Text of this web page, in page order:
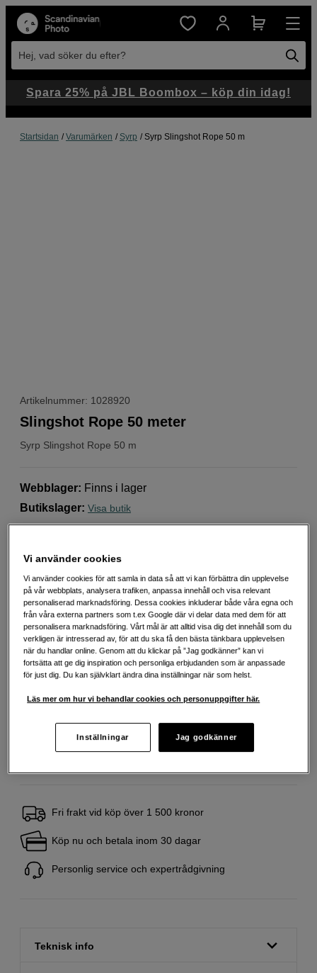
Hej, vad söker du efter?
Startsidan Varumärken Syrp Syrp Slingshot Rope 50 m
Artikelnummer: 1028920
Syrp Slingshot Rope 50 m
Slingshot Rope 50 meter
Webblager: Finns i lager
Butikslager: Visa butik
1 990 SEK
Antal
Lägg i kundvagn
Delbetala från 95 SEK/mån via
Exempel: 48 mån, 95 SEK/mån, totalt 5 139 SEK, effektiv ränta 10,45 %
Startavgift 579 SEK, aviavgift 45 SEK/mån tillkommer
Att låna kostar pengar! Om du inte kan betala tillbaka skulden i tid
bostad, teckna abonnemang och få nya lån. För stöd, vänd dig till budget-
och skuldrådgivningen i din kommun. Kontaktuppgifter finns på
konsumentverket.se (öppnas i ny flik)
Fri frakt vid köp över 1 500 kronor
Köp nu och betala inom 30 dagar
Personlig service och expertrådgivning
Teknisk info
Spara 25% på JBL Boombox – köp din idag!
Vi använder cookies
Vi använder cookies för att samla in data så att vi kan förbättra din upplevelse
på vår webbplats, analysera trafiken, anpassa innehåll och visa relevant
personaliserad marknadsföring. Dessa cookies inkluderar både våra egna och
från våra externa partners som t.ex Google där vi delar data med dem för att
personalisera marknadsföring. Vårt mål är att alltid visa dig det innehåll som du
verkligen är intresserad av, för att du ska få den bästa tänkbara upplevelsen
när du handlar online. Genom att du klickar på ”Jag godkänner” kan vi
fortsätta att ge dig inspiration och personliga erbjudanden som är anpassade
för just dig. Du kan självklart ändra dina inställningar när som helst.
Läs mer om hur vi behandlar cookies och personuppgifter här.
Inställningar Jag godkänner